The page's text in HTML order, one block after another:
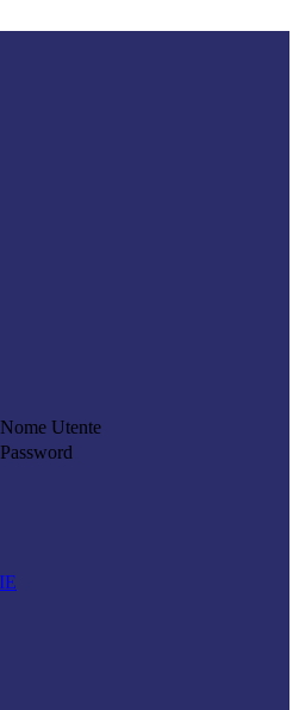
Nome Utente
Password